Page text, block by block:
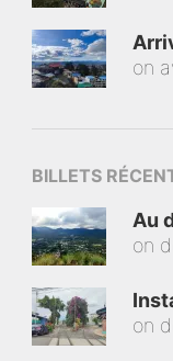
on
BILLETS
Au
on
on